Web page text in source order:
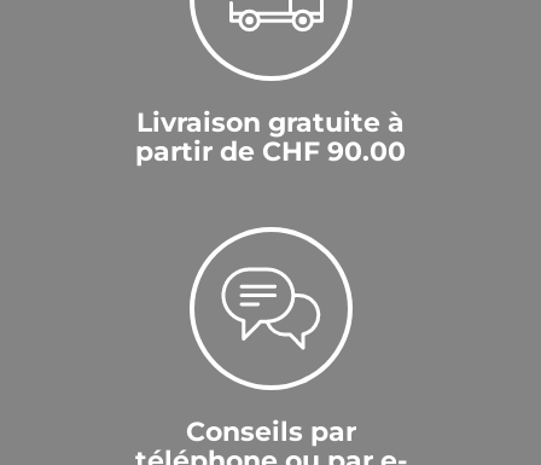
Livraison gratuite à
partir de CHF 90.00
Conseils par